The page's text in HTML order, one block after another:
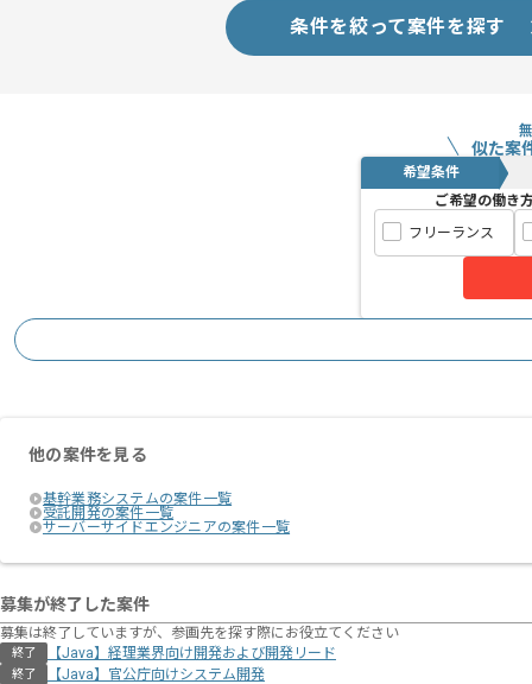
条件を絞って案件を探す
似た案
希望条件
ご希望の働き
フリーランス
他の案件を見る
基幹業務システムの案件一覧
受託開発の案件一覧
サーバーサイドエンジニアの案件一覧
募集が終了した案件
募集は終了していますが、参画先を探す際にお役立てください
終了 【Java】経理業界向け開発および開発リード
終了 【Java】官公庁向けシステム開発